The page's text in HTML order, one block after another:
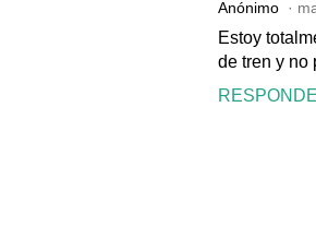
Anónimo
Estoy
de tren y no